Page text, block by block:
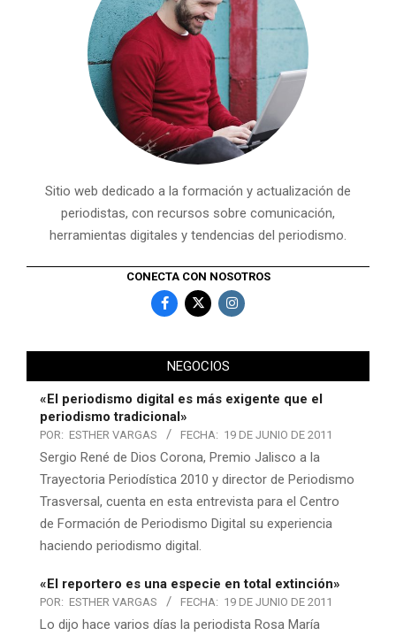
Sitio web dedicado a la formación y actualización de
periodistas, con recursos sobre comunicación,
herramientas digitales y tendencias del periodismo.
CONECTA CON NOSOTROS
NEGOCIOS
«El periodismo digital es más exigente que el
periodismo tradicional»
POR: ESTHER VARGAS FECHA: 19 DE JUNIO DE 2011
Sergio René de Dios Corona, Premio Jalisco a la
Trayectoria Periodística 2010 y director de Periodismo
Trasversal, cuenta en esta entrevista para el Centro
de Formación de Periodismo Digital su experiencia
haciendo periodismo digital.
«El reportero es una especie en total extinción»
POR: ESTHER VARGAS FECHA: 19 DE JUNIO DE 2011
Lo dijo hace varios días la periodista Rosa María